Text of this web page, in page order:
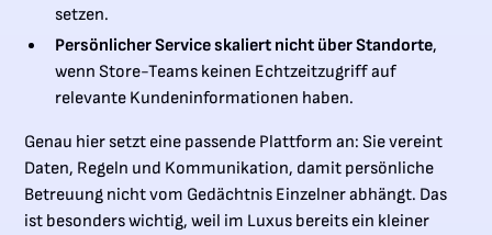
setzen.
Persönlicher Service skaliert nicht über Standorte,
wenn Store-Teams keinen Echtzeitzugriff auf
relevante Kundeninformationen haben.
Genau hier setzt eine passende Plattform an: Sie vereint
Daten, Regeln und Kommunikation, damit persönliche
Betreuung nicht vom Gedächtnis Einzelner abhängt. Das
ist besonders wichtig, weil im Luxus bereits ein kleiner